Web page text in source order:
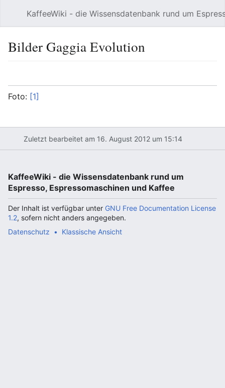
KaffeeWiki - die Wissensdatenbank rund um
Bilder Gaggia Evolution
Foto: [1]
Zuletzt bearbeitet am 16. August 2012 um 15:14
KaffeeWiki - die Wissensdatenbank rund um
Espresso, Espressomaschinen und Kaffee
Der Inhalt ist verfügbar unter GNU Free Documentation License
1.2, sofern nicht anders angegeben.
Datenschutz
Klassische Ansicht